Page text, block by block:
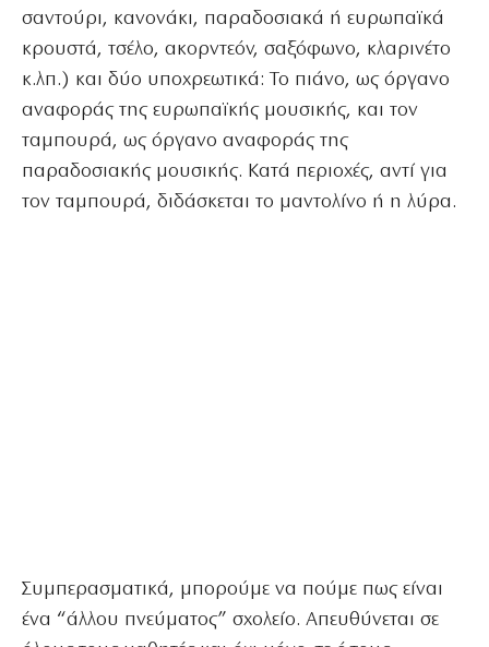
σαντούρι, κανονάκι, παραδοσιακά ή ευρωπαϊκά
κρουστά, τσέλο, ακορντεόν, σαξόφωνο, κλαρινέτο
κ.λπ.) και δύο υποχρεωτικά: Το πιάνο, ως όργανο
αναφοράς της ευρωπαϊκής μουσικής, και τον
ταμπουρά, ως όργανο αναφοράς της
παραδοσιακής μουσικής. Κατά περιοχές, αντί για
τον ταμπουρά, διδάσκεται το μαντολίνο ή η λύρα.
Συμπερασματικά, μπορούμε να πούμε πως είναι
ένα “άλλου πνεύματος” σχολείο. Απευθύνεται σε